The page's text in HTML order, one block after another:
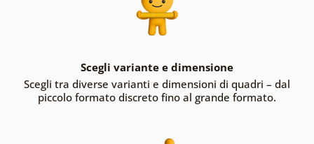
Scegli variante e dimensione
Scegli tra diverse varianti e dimensioni di quadri – dal
piccolo formato discreto fino al grande formato.